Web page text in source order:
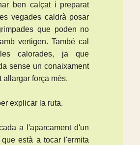
ben calçat i preparat
vegades caldrà posar
que poden no
vertigen. També cal
calorades, ja que
sense un conaixament
allargar força més.
explicar la ruta.
a l'aparcament d'un
està a tocar l'ermita